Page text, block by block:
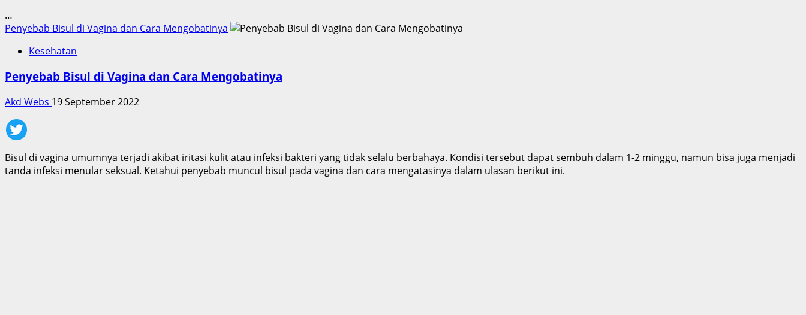
…
Penyebab Bisul di Vagina dan Cara Mengobatinya
Kesehatan
Penyebab Bisul di Vagina dan Cara Mengobatinya
Akd Webs 19 September 2022
Bisul di vagina umumnya terjadi akibat iritasi kulit atau infeksi bakteri yang tidak selalu berbahaya. Kondisi tersebut dapat sembuh dalam 1-2 minggu, namun bisa juga menjadi
tanda infeksi menular seksual. Ketahui penyebab muncul bisul pada vagina dan cara mengatasinya dalam ulasan berikut ini.